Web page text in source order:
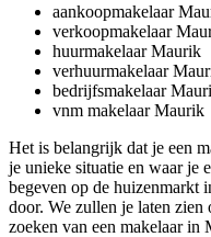
aankoopmakelaar
verkoopmakelaar
huurmakelaar Maurik
verhuurmakelaar
bedrijfsmakelaar
vnm makelaar Maurik
Het is belangrijk dat je een
je unieke situatie en waar je
begeven op de huizenmarkt
door. We zullen je laten
zoeken van een makelaar in